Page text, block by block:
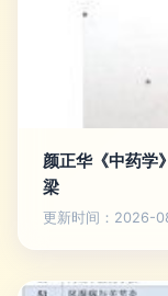
颜正华《中药学
梁
更新时间：2026-